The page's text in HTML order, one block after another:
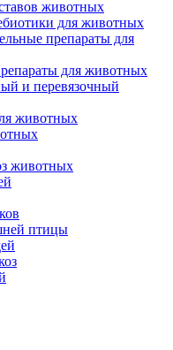
животных
для животных
препараты для
для животных
и перевязочный
животных
животных
птицы